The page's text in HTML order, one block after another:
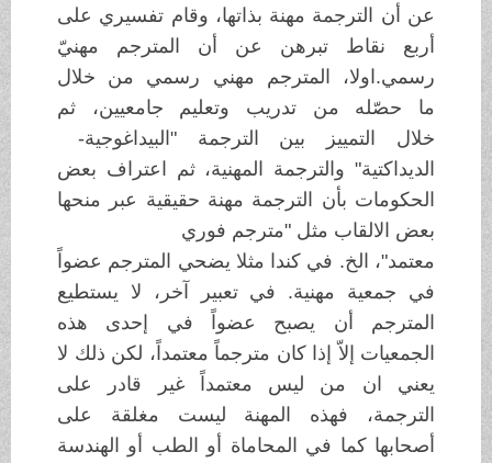
عن أن الترجمة مهنة بذاتها، وقام تفسيري على
أربع نقاط
تبرهن عن أن
المترجم مهنيّ
رسمي.اولا، المترجم مهني رسمي من خلال
حصّله من تدريب وتعليم جامعيين، ثم
خلال
التمييز بين الترجمة "البيداغوجية-
الديداكتية" والترجمة المهنية، ثم اعتراف
بعض
الحكومات بأن الترجمة مهنة حقيقية عبر منحها
بعض الالقاب مثل "مترجم فوري
معتمد"، الخ. في كندا مثلا يضحي المترجم عضواً
في جمعية مهنية. في تعبير آخر،
لا يستطيع
المترجم أن يصبح عضواً في إحدى
هذه
الجمعيات إلاّ إذا كان مترجماً معتمداً، لكن ذلك لا
يعني ان من ليس معتمداً
غير قادر على
الترجمة، فهذه المهنة
ليست مغلقة على
أصحابها كما في المحاماة أو الطب أو الهندسة